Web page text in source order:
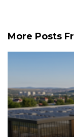
More Posts